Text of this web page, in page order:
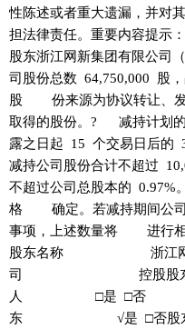
性陈述或者重大遗漏，并对
担法律责任。重要内容提
股东浙江网新集团有限公
司股份总数 64,750,000 股
股 份来源为协议转让、发
取得的股份。? 减持计划的
露之日起 15 个交易日后
减持公司股份合计不超过
不超过公司总股本的 0.97%
格 确定。若减持期间公司
事项，上述数量将 进行相
股东名称 浙江网新
司 控股股东、实
人 □是 □否 直
东 √是 □否股